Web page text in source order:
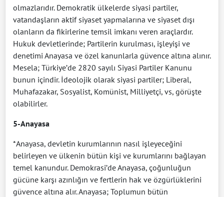
olmazlarıdır. Demokratik ülkelerde siyasi partiler,
vatandaşların aktif siyaset yapmalarına ve siyaset dışı
olanların da fikirlerine temsil imkanı veren araçlardır.
Hukuk devletlerinde; Partilerin kurulması, işleyişi ve
denetimi Anayasa ve özel kanunlarla güvence altına alınır.
Mesela; Türkiye’de 2820 sayılı Siyasi Partiler Kanunu
bunun içindir. İdeolojik olarak siyasi partiler; Liberal,
Muhafazakar, Sosyalist, Komünist, Milliyetçi, vs, görüşte
olabilirler.
5-Anayasa
*Anayasa, devletin kurumlarının nasıl işleyeceğini
belirleyen ve ülkenin bütün kişi ve kurumlarını bağlayan
temel kanundur. Demokrasi’de Anayasa, çoğunluğun
gücüne karşı azınlığın ve fertlerin hak ve özgürlüklerini
güvence altına alır. Anayasa; Toplumun bütün